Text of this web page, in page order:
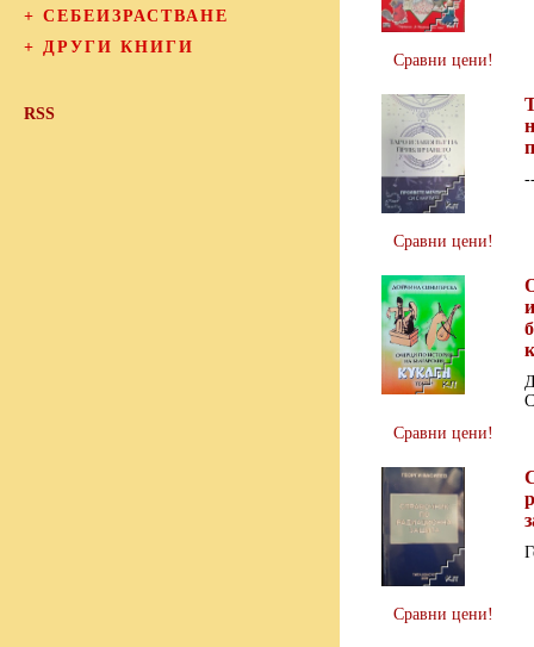
+ СЕБЕИЗРАСТВАНЕ
+ ДРУГИ КНИГИ
RSS
Сравни цени!
Сравни цени!
Сравни цени!
Сравни цени!